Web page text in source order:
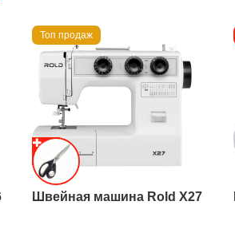
Топ продаж
Швейная машина Rold X27